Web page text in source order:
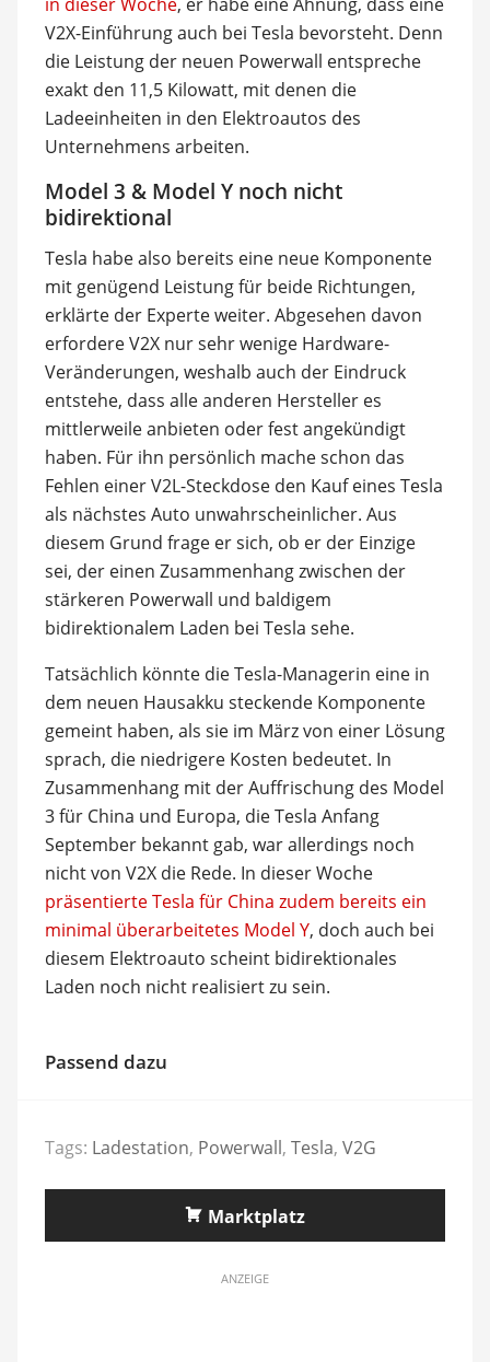
V2X-Einführung auch bei Tesla bevorsteht. Denn
die Leistung der neuen Powerwall entspreche
exakt den 11,5 Kilowatt, mit denen die
Ladeeinheiten in den Elektroautos des
Unternehmens arbeiten.
Model 3 & Model Y noch nicht
bidirektional
Tesla habe also bereits eine neue Komponente
mit genügend Leistung für beide Richtungen,
erklärte der Experte weiter. Abgesehen davon
erfordere V2X nur sehr wenige Hardware-
Veränderungen, weshalb auch der Eindruck
entstehe, dass alle anderen Hersteller es
mittlerweile anbieten oder fest angekündigt
haben. Für ihn persönlich mache schon das
Fehlen einer V2L-Steckdose den Kauf eines Tesla
als nächstes Auto unwahrscheinlicher. Aus
diesem Grund frage er sich, ob er der Einzige
sei, der einen Zusammenhang zwischen der
stärkeren Powerwall und baldigem
bidirektionalem Laden bei Tesla sehe.
Tatsächlich könnte die Tesla-Managerin eine in
dem neuen Hausakku steckende Komponente
gemeint haben, als sie im März von einer Lösung
sprach, die niedrigere Kosten bedeutet. In
Zusammenhang mit der Auffrischung des Model
3 für China und Europa, die Tesla Anfang
September bekannt gab, war allerdings noch
nicht von V2X die Rede. In dieser Woche
präsentierte Tesla für China zudem bereits ein
minimal überarbeitetes Model Y, doch auch bei
diesem Elektroauto scheint bidirektionales
Laden noch nicht realisiert zu sein.
Passend dazu
Tags: Ladestation, Powerwall, Tesla, V2G
Marktplatz
ANZEIGE